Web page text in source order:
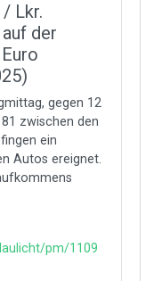
Lkr.
der
gegen 12
zwischen den
ein
Autos ereignet.
pm/1109